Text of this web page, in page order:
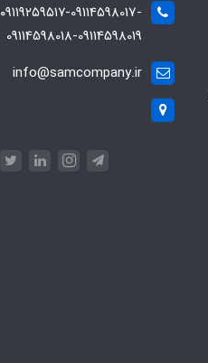
۰۹۱۱۹۲۵۹۵۱۷-09114598017-
09114598018-09114598019
info@samcompany.ir